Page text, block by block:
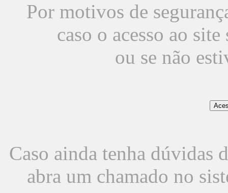
Por motivos de
caso o acesso ao
ou se não
Caso ainda tenha dúvidas
abra um chamado no